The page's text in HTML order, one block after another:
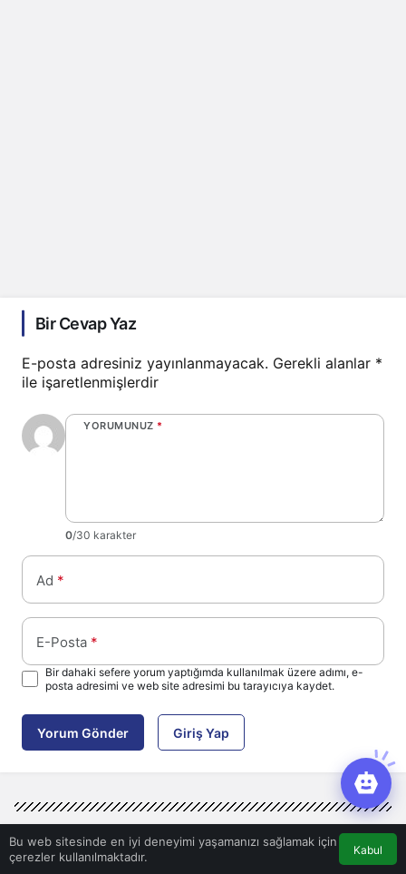
Bir Cevap Yaz
E-posta adresiniz yayınlanmayacak. Gerekli alanlar *
ile işaretlenmişlerdir
YORUMUNUZ *
0/30 karakter
Ad *
E-Posta *
Bir dahaki sefere yorum yaptığımda kullanılmak üzere adımı, e-
posta adresimi ve web site adresimi bu tarayıcıya kaydet.
Yorum Gönder Giriş Yap
Bu web sitesinde en iyi deneyimi yaşamanızı sağlamak için
çerezler kullanılmaktadır.
Kabul